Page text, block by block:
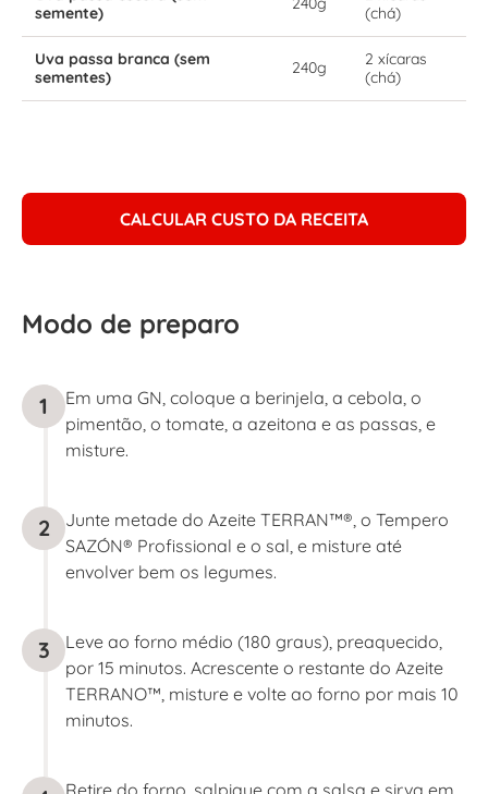
semente)
(chá)
Uva passa branca (sem
sementes)
240g
2 xícaras
(chá)
CALCULAR CUSTO DA RECEITA
Modo de preparo
1
Em uma GN, coloque a berinjela, a cebola, o
pimentão, o tomate, a azeitona e as passas, e
misture.
2
Junte metade do Azeite TERRAN™®, o Tempero
SAZÓN® Profissional e o sal, e misture até
envolver bem os legumes.
3
Leve ao forno médio (180 graus), preaquecido,
por 15 minutos. Acrescente o restante do Azeite
TERRANO™, misture e volte ao forno por mais 10
minutos.
Retire do forno, salpique com a salsa e sirva em